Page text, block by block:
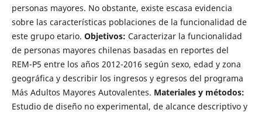
personas mayores. No obstante, existe escasa evidencia
sobre las características poblaciones de la funcionalidad de
este grupo etario. Objetivos: Caracterizar la funcionalidad
de personas mayores chilenas basadas en reportes del
REM-P5 entre los años 2012-2016 según sexo, edad y zona
geográfica y describir los ingresos y egresos del programa
Más Adultos Mayores Autovalentes. Materiales y métodos:
Estudio de diseño no experimental, de alcance descriptivo y